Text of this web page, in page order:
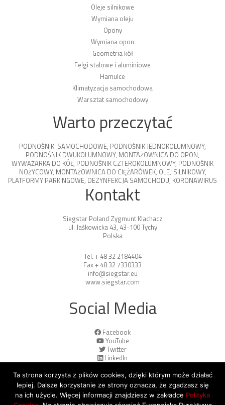
Oleje silnikowe
Wymiana oleju
Opony
Wymiana opon
Geometria kół
Felgi stalowe i aluminiowe
Hamulce
Klimatyzacja samochodowa
Warsztat samochodowy
Warto przeczytać
PODNOŚNIKI SAMOCHODOWE, PODNOŚNIK JEDNOKOLUMNOWY,
PODNOŚNIK DWUKOLUMNOWY, MONTAŻOWNICA DO OPON,
WYWAŻARKA DO KÓŁ, PODNOŚNIK CZTEROKOLUMNOWY, PODNOŚNIK
NOŻYCOWY, MONTAŻOWNICA DO CIĘŻARÓWEK, OLEJ SILNIKOWY,
PLATFORMY PARKINGOWE, DEZYNFEKCJA SAMOCHODU, KORONAWIRUS
Kontakt
Siegstar Poland Zygmunt Klachacz
ul. Jaśkowicka 43, 43-100 Tychy
Polska
Tel. + 48 32 2184404
Fax + 48 32 7330333
info@siegstar.eu
www.siegstar.com
Social Media
Facebook
YouTube
Twitter
LinkedIn
Ta strona korzysta z plików cookies, dzięki którym może działać
lepiej. Dalsze korzystanie ze strony oznacza, że zgadzasz się
na ich użycie. Więcej informacji znajdziesz w zakładce Polityka